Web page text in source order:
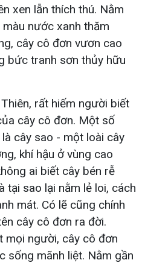
xen lẫn thích thú. Nằm
nước xanh thăm
cây cô đơn vươn cao
bức tranh sơn thủy hữu
rất hiếm người biết
cây cô đơn. Một số
cây sao - một loài cây
khí hậu ở vùng cao
ai biết cây bén rễ
tại sao lại nằm lẻ loi, cách
mát. Có lẽ cũng chính
cây cô đơn ra đời.
mọi người, cây cô đơn
sống mãnh liệt. Nằm gần